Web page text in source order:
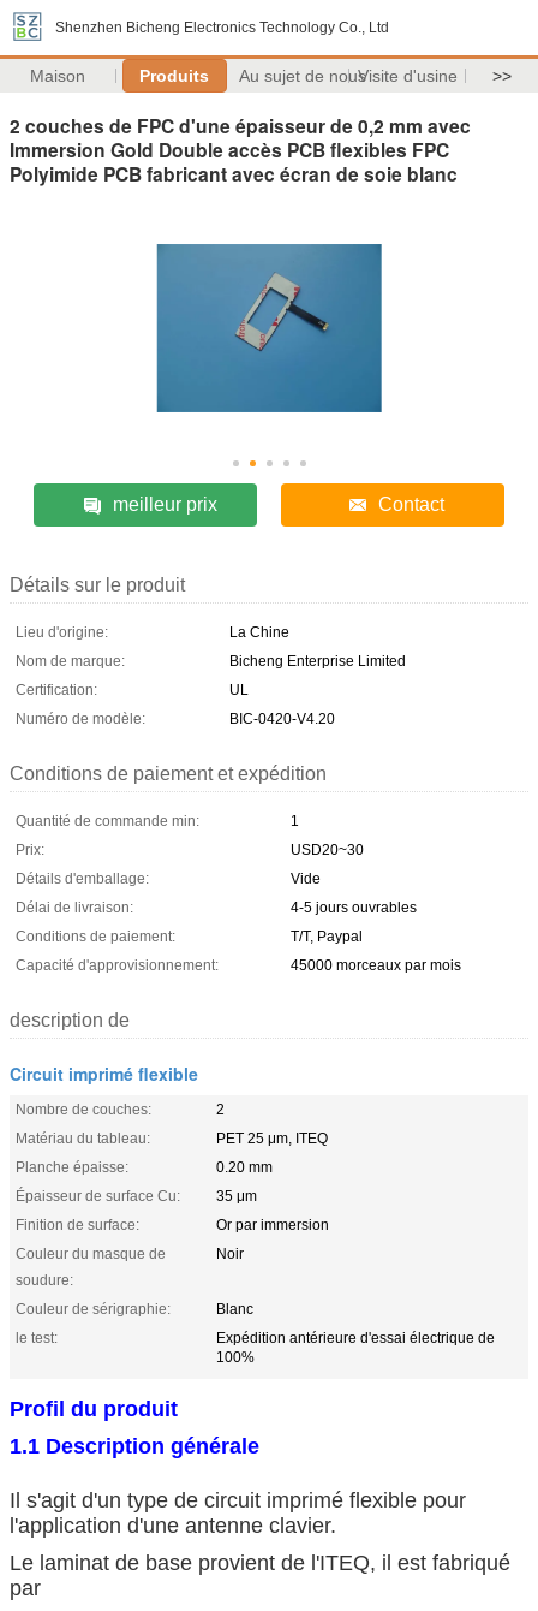
Shenzhen Bicheng Electronics Technology Co., Ltd
Maison Produits Au sujet de nousVisite d'usine >>
2 couches de FPC d'une épaisseur de 0,2 mm avec
Immersion Gold Double accès PCB flexibles FPC
Polyimide PCB fabricant avec écran de soie blanc
meilleur prix Contact
Détails sur le produit
Lieu d'origine:
La Chine
Nom de marque:
Bicheng Enterprise Limited
Certification:
UL
Numéro de modèle:
BIC-0420-V4.20
Conditions de paiement et expédition
Quantité de commande min:
1
Prix:
USD20~30
Détails d'emballage:
Vide
Délai de livraison:
4-5 jours ouvrables
Conditions de paiement:
T/T, Paypal
Capacité d'approvisionnement:
45000 morceaux par mois
description de
Circuit imprimé flexible
Nombre de couches:
2
Matériau du tableau:
PET 25 μm, ITEQ
Planche épaisse:
0.20 mm
Épaisseur de surface Cu:
35 μm
Finition de surface:
Or par immersion
Couleur du masque de
soudure:
Noir
Couleur de sérigraphie:
Blanc
le test:
Expédition antérieure d'essai électrique de
100%
Profil du produit
1.1 Description générale
Il s'agit d'un type de circuit imprimé flexible pour
l'application d'une antenne clavier.
Le laminat de base provient de l'ITEQ, il est fabriqué
par